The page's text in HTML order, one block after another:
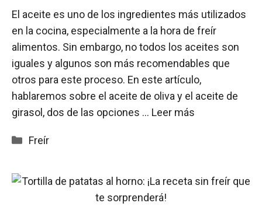
El aceite es uno de los ingredientes más utilizados
en la cocina, especialmente a la hora de freír
alimentos. Sin embargo, no todos los aceites son
iguales y algunos son más recomendables que
otros para este proceso. En este artículo,
hablaremos sobre el aceite de oliva y el aceite de
girasol, dos de las opciones … Leer más
Categorías
Freír